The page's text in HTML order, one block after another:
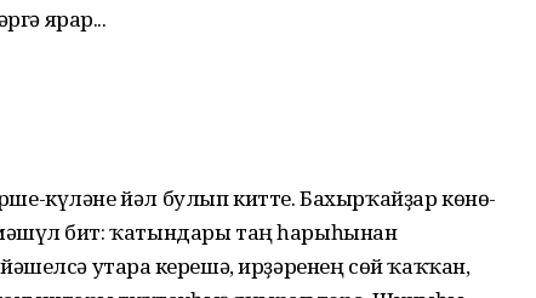
ярар...
күләне йәл булып китте. Бахырҡайҙар көнө-
бит: ҡатындары таң һарыһынан
утарға керешә, ирҙәренең сөй ҡаҡҡан,